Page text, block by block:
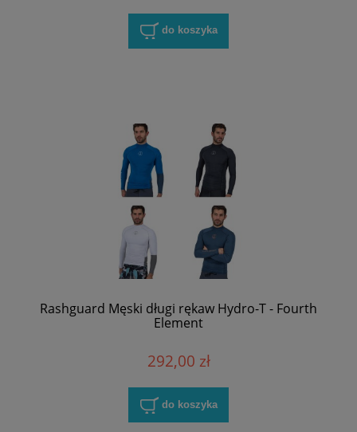
do koszyka
Rashguard Męski długi rękaw Hydro-T - Fourth
Element
292,00 zł
do koszyka